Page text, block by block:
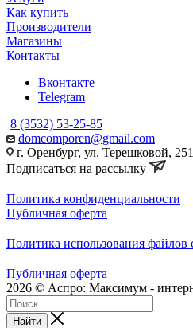
Как купить
Производители
Магазины
Контакты
Вконтакте
Telegram
8 (3532) 53-25-85
domcomporen@gmail.com
г. Оренбург, ул. Терешковой, 251
Подписаться на рассылку
Политика конфиденциальности
Публичная оферта
Политика использования файлов
Публичная оферта
2026 © Аспро: Максимум -
Найти